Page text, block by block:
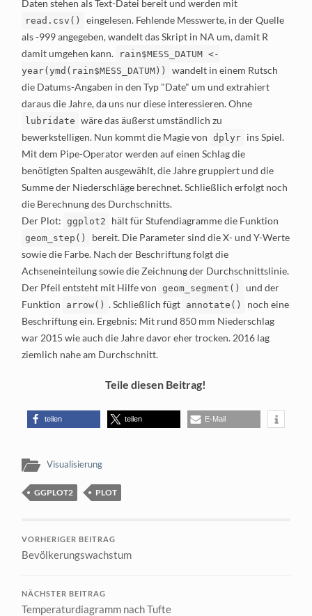
Daten stehen als Text-Datei bereit und werden mit
read.csv()
eingelesen. Fehlende Messwerte, in der Quelle
als -999 angegeben, wandelt das Skript in NA um, damit R
damit umgehen kann.
rain$MESS_DATUM <-
year(ymd(rain$MESS_DATUM))
wandelt in einem Rutsch
die Datums-Angaben in den Typ "Date" um und extrahiert
daraus die Jahre, da uns nur diese interessieren. Ohne
lubridate wäre das äußerst umständlich zu
bewerkstelligen. Nun kommt die Magie von
dplyr ins Spiel.
Mit dem Pipe-Operator werden auf einen Schlag die
benötigten Spalten ausgewählt, die Jahre gruppiert und die
Summe der Niederschläge berechnet. Schließlich erfolgt noch
die Berechnung des Durchschnitts.
Der Plot:
ggplot2 hält für Stufendiagramme die Funktion
geom_step()
bereit. Die Parameter sind die X- und Y-Werte
sowie die Farbe. Nach der Beschriftung folgt die
Achseneinteilung sowie die Zeichnung der Durchschnittslinie.
Der Pfeil entsteht mit Hilfe von
geom_segment()
und der
Funktion
arrow() . Schließlich fügt annotate()
noch eine
Beschriftung ein. Ergebnis: Mit rund 850 mm Niederschlag
war 2015 wie auch die Jahre davor eher trocken. 2016 lag
ziemlich nahe am Durchschnitt.
Teile diesen Beitrag!
teilen teilen E-Mail
Visualisierung
GGPLOT2 PLOT
VORHERIGER BEITRAG
Bevölkerungswachstum
NÄCHSTER BEITRAG
Temperaturdiagramm nach Tufte